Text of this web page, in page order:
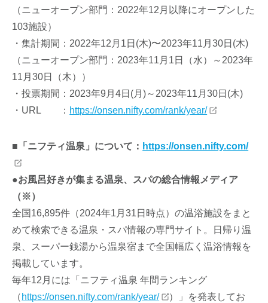
（ニューオープン部門：2022年12月以降にオープンした
103施設）
・集計期間：2022年12月1日(木)〜2023年11月30日(木)
（ニューオープン部門：2023年11月1日（水）～2023年
11月30日（木））
・投票期間：2023年9月4日(月)～2023年11月30日(木)
・URL ： https://onsen.nifty.com/rank/year/
■「ニフティ温泉」について： https://onsen.nifty.com/
●お風呂好きが集まる温泉、スパの総合情報メディア
（※）
全国16,895件（2024年1月31日時点）の温浴施設をまと
めて検索できる温泉・スパ情報の専門サイト。日帰り温
泉、スーパー銭湯から温泉宿まで全国幅広く温浴情報を
掲載しています。
毎年12月には「ニフティ温泉 年間ランキング
（ https://onsen.nifty.com/rank/year/
）」を発表してお